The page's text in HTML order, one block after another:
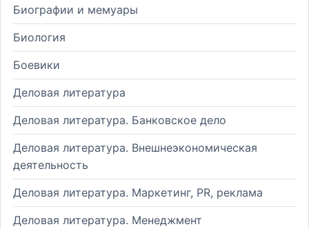
Биографии и мемуары
Биология
Боевики
Деловая литература
Деловая литература. Банковское дело
Деловая литература. Внешнеэкономическая
деятельность
Деловая литература. Маркетинг, PR, реклама
Деловая литература. Менеджмент